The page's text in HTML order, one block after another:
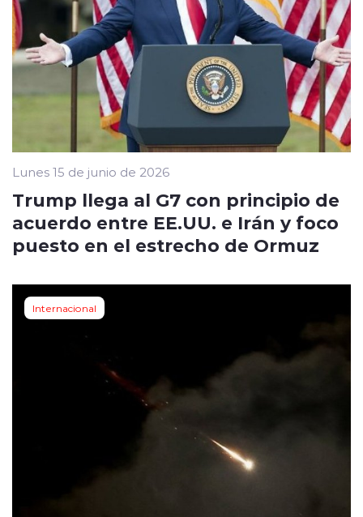
Lunes 15 de junio de 2026
Trump llega al G7 con principio de
acuerdo entre EE.UU. e Irán y foco
puesto en el estrecho de Ormuz
Internacional